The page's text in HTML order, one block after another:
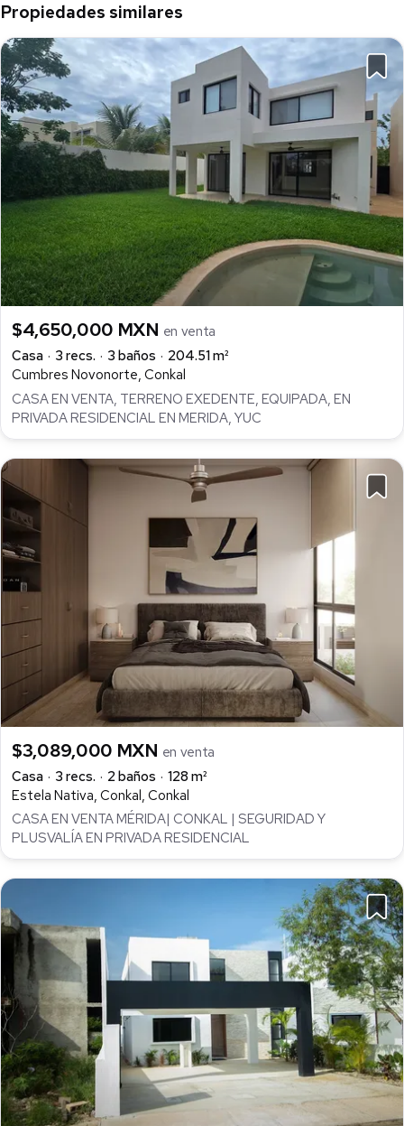
Propiedades similares
$4,650,000 MXN en venta
Casa
3 recs. 3 baños
204.51 m²
Cumbres Novonorte, Conkal
CASA EN VENTA, TERRENO EXEDENTE, EQUIPADA, EN
PRIVADA RESIDENCIAL EN MERIDA, YUC
$3,089,000 MXN en venta
Casa
3 recs. 2 baños
128 m²
Estela Nativa, Conkal, Conkal
CASA EN VENTA MÉRIDA| CONKAL | SEGURIDAD Y
PLUSVALÍA EN PRIVADA RESIDENCIAL